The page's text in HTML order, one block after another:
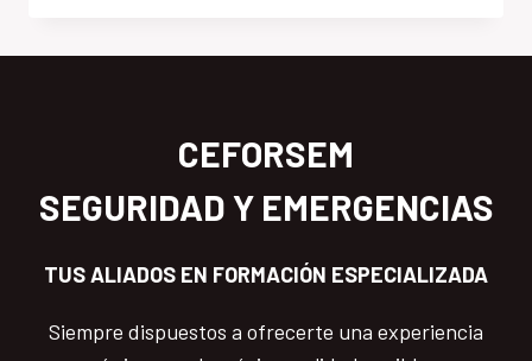
CEFORSEM
SEGURIDAD Y EMERGENCIAS
TUS ALIADOS EN FORMACIÓN ESPECIALIZADA
Siempre dispuestos a ofrecerte una experiencia